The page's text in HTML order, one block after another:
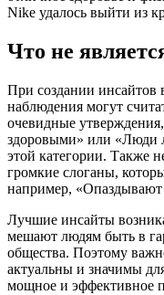
Nike удалось выйти из
Что не
При создании инсайтов
наблюдения могут
очевидные
здоровыми» или «Люди
этой категории. Также
громкие слоганы,
например, «Опаздывают
Лучшие инсайты
мешают людям быть в
общества. Поэтому
актуальны и значимы
мощное и эффективное